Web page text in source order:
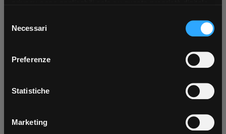
modificare o revocare il proprio consenso in qualsiasi
momento dalla Dichiarazione sui cookie o facendo clic
raccogliere informazioni sulla tua posizione
geografica, con un'approssimazione di qualche
Identificare il tuo dispositivo, scansionandolo
delNecessari
Preferenze
Statistiche
Marketing
App Rexel Italia
tutti i servizi ovunque tu sia!
Scarica ora